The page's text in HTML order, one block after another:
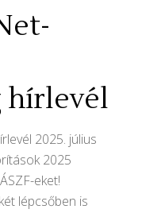
hírlevél
2025. július
2025
eket!
lépcsőben is